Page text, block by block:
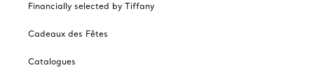
Financially selected by Tiffany
Cadeaux des Fêtes
Catalogues